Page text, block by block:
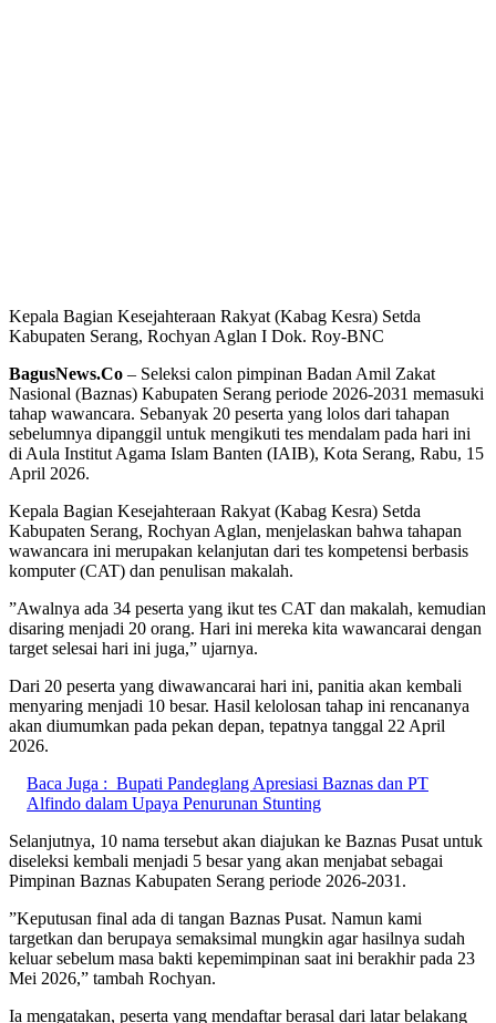
Kepala Bagian Kesejahteraan Rakyat (Kabag Kesra) Setda
Kabupaten Serang, Rochyan Aglan I Dok. Roy-BNC
BagusNews.Co – Seleksi calon pimpinan Badan Amil Zakat
Nasional (Baznas) Kabupaten Serang periode 2026-2031 memasuki
tahap wawancara. Sebanyak 20 peserta yang lolos dari tahapan
sebelumnya dipanggil untuk mengikuti tes mendalam pada hari ini
di Aula Institut Agama Islam Banten (IAIB), Kota Serang, Rabu, 15
April 2026.
‎Kepala Bagian Kesejahteraan Rakyat (Kabag Kesra) Setda
Kabupaten Serang, Rochyan Aglan, menjelaskan bahwa tahapan
wawancara ini merupakan kelanjutan dari tes kompetensi berbasis
komputer (CAT) dan penulisan makalah.
‎”Awalnya ada 34 peserta yang ikut tes CAT dan makalah, kemudian
disaring menjadi 20 orang. Hari ini mereka kita wawancarai dengan
target selesai hari ini juga,” ujarnya.
‎Dari 20 peserta yang diwawancarai hari ini, panitia akan kembali
menyaring menjadi 10 besar. Hasil kelolosan tahap ini rencananya
akan diumumkan pada pekan depan, tepatnya tanggal 22 April
2026.
Baca Juga : Bupati Pandeglang Apresiasi Baznas dan PT
Alfindo dalam Upaya Penurunan Stunting
‎Selanjutnya, 10 nama tersebut akan diajukan ke Baznas Pusat untuk
diseleksi kembali menjadi 5 besar yang akan menjabat sebagai
Pimpinan Baznas Kabupaten Serang periode 2026-2031.
‎”Keputusan final ada di tangan Baznas Pusat. Namun kami
targetkan dan berupaya semaksimal mungkin agar hasilnya sudah
keluar sebelum masa bakti kepemimpinan saat ini berakhir pada 23
Mei 2026,” tambah Rochyan.
‎Ia mengatakan, peserta yang mendaftar berasal dari latar belakang